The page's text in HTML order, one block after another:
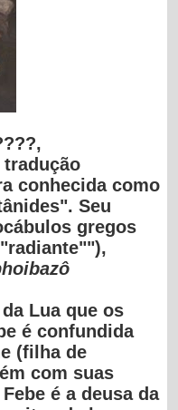
conhecida como
Seu
gregos
Lua que os
é confundida
(filha de
com suas
é a deusa da